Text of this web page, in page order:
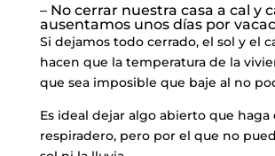
– No cerrar nuestra casa a cal y
ausentamos unos días por
Si dejamos todo cerrado, el sol y el
hacen que la temperatura de la
que sea imposible que baje al no
Es ideal dejar algo abierto que haga
respiradero, pero por el que no